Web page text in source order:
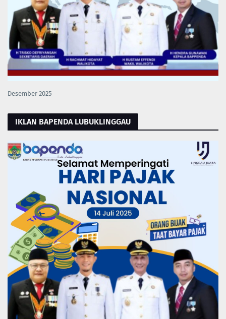
Desember 2025
IKLAN BAPENDA LUBUKLINGGAU